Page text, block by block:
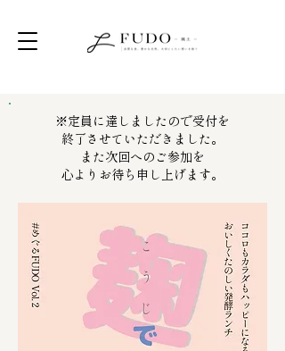
※定員に達しましたので受付を
終了させていただきました。
また次回へのご参加を
心よりお待ち申し上げます。